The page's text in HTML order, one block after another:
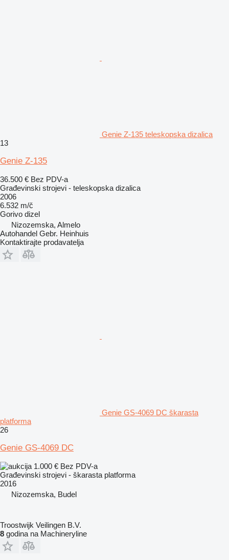
Genie Z-135 teleskopska dizalica
13
Genie Z-135
36.500 € Bez PDV-a
Građevinski strojevi - teleskopska dizalica
2006
6.532 m/č
Gorivo dizel
Nizozemska, Almelo
Autohandel Gebr. Heinhuis
Kontaktirajte prodavatelja
Genie GS-4069 DC škarasta
platforma
26
Genie GS-4069 DC
1.000 € Bez PDV-a
Građevinski strojevi - škarasta platforma
2016
Nizozemska, Budel
Troostwijk Veilingen B.V.
8 godina na Machineryline